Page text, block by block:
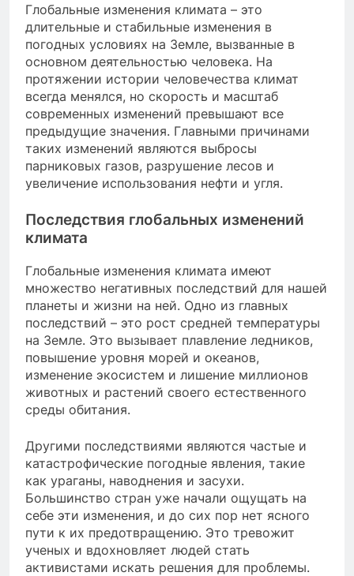
Глобальные изменения климата – это
длительные и стабильные изменения в
погодных условиях на Земле, вызванные в
основном деятельностью человека. На
протяжении истории человечества климат
всегда менялся, но скорость и масштаб
современных изменений превышают все
предыдущие значения. Главными причинами
таких изменений являются выбросы
парниковых газов, разрушение лесов и
увеличение использования нефти и угля.
Последствия глобальных изменений
климата
Глобальные изменения климата имеют
множество негативных последствий для нашей
планеты и жизни на ней. Одно из главных
последствий – это рост средней температуры
на Земле. Это вызывает плавление ледников,
повышение уровня морей и океанов,
изменение экосистем и лишение миллионов
животных и растений своего естественного
среды обитания.
Другими последствиями являются частые и
катастрофические погодные явления, такие
как ураганы, наводнения и засухи.
Большинство стран уже начали ощущать на
себе эти изменения, и до сих пор нет ясного
пути к их предотвращению. Это тревожит
ученых и вдохновляет людей стать
активистами искать решения для проблемы.